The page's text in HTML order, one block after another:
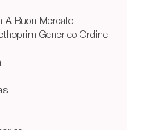
A Buon Mercato
Generico Ordine